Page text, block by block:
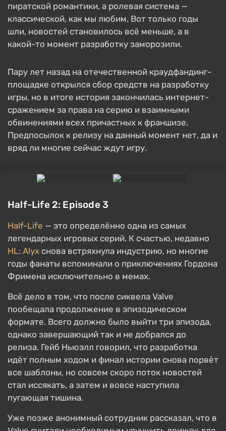
пиратской романтики, а ролевая система —
классической, как мы любим. Вот только годы
шли, новостей становилось всё меньше, а в
какой-то момент разработку заморозили.
Пару лет назад на отечественной краудфандинг-
площадке открылся сбор средств на разработку
игры, но в итоге история закончилась интернет-
сражением за права на серию и взаимными
обвинениями всех причастных к франшизе.
Предпосылок к релизу на данный момент нет, да и
вряд ли многие сейчас ждут игру.
Half-Life 2: Episode 3
Half-Life — это определённо одна из самых
легендарных игровых серий. К счастью, недавно
HL: Alyx снова встряхнула индустрию, но многие
годы фанаты вспоминали о приключениях Гордона
Фримена исключительно в мемах.
Всё дело в том, что после сиквела Valve
пообещала продолжение в эпизодическом
формате. Всего должно было выйти три эпизода,
однако завершающий так и не добрался до
релиза. Гейб Ньюэлл говорил, что разработка
идёт полным ходом и финал истории снова порвёт
все шаблоны, но совсем скоро поток новостей
стал иссякать, а затем и вовсе наступила
пугающая тишина.
Уже позже анонимный сотрудник рассказал, что в